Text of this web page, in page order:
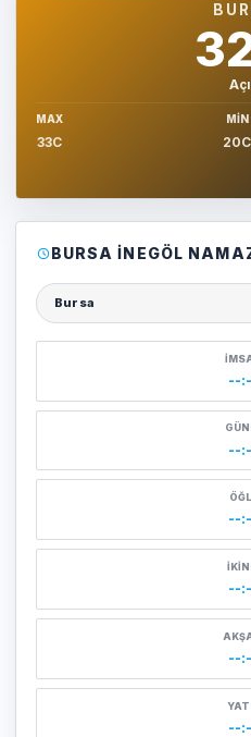
MAX
33C
MIN
20C
BURSA İNEGÖL
Şehir seçin
--
--
--
--
--
--